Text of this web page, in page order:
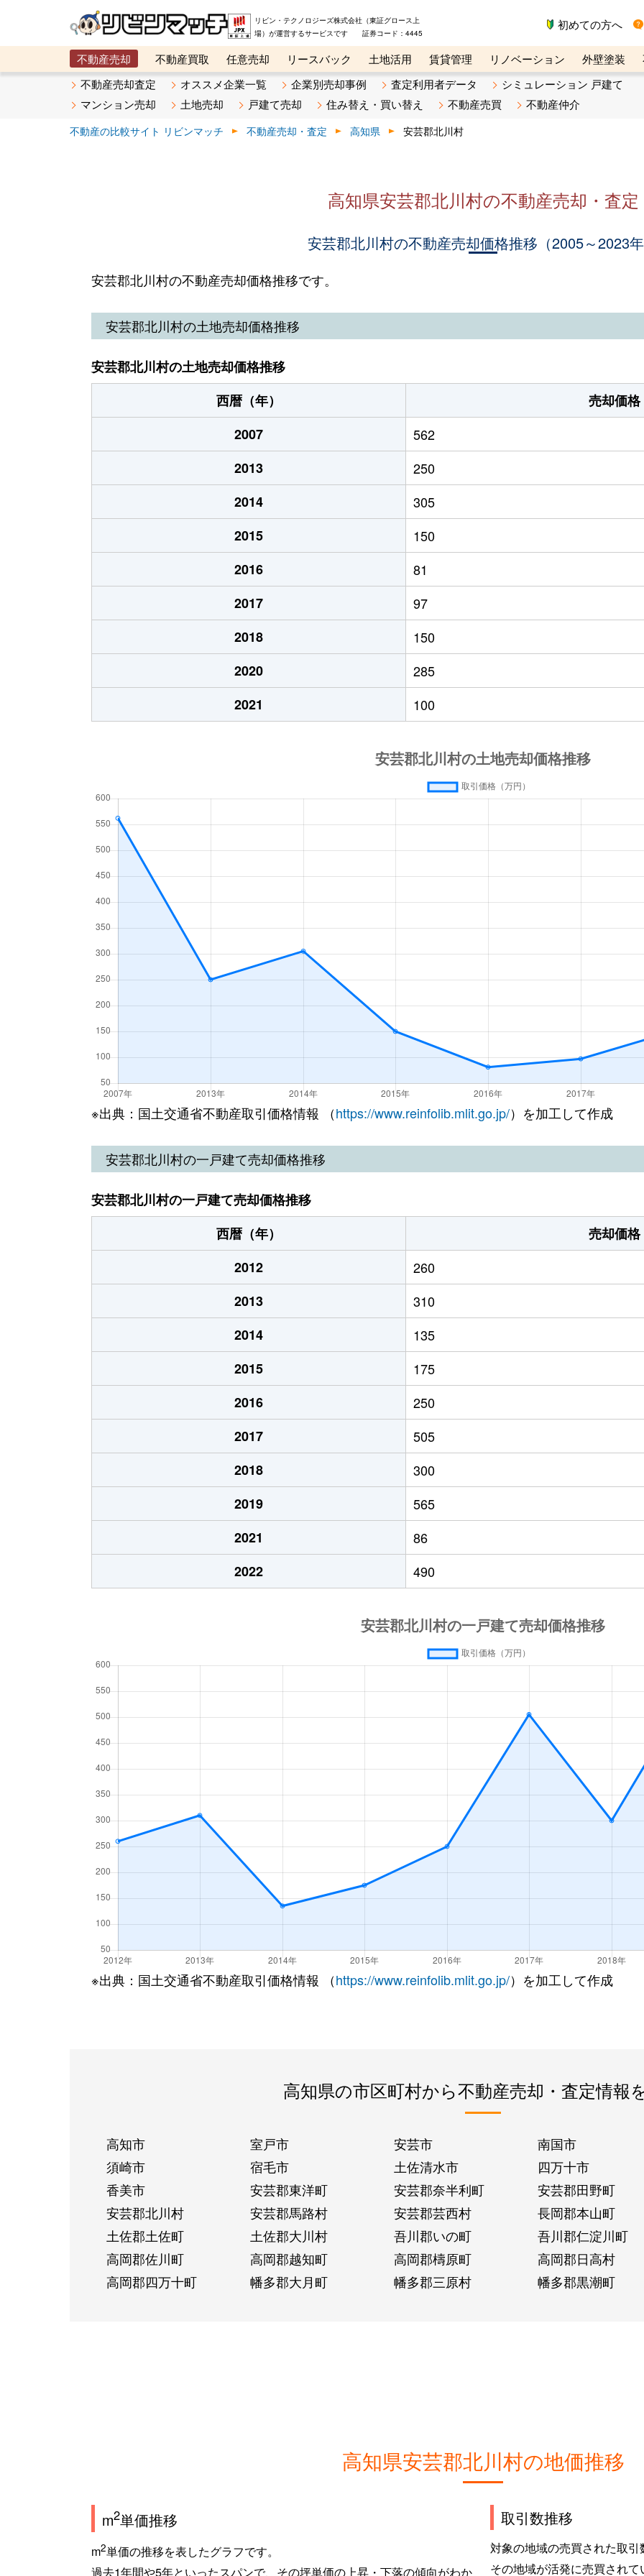
リビン・テクノロジーズ株式会社（東証グロース上
場）が運営するサービスです 証券コード：4445
初めての方へ
不動産売却 不動産買取 任意売却 リースバック 土地活用 賃貸管理 リノベーション 外壁塗装
メタ住宅展示場
ベスト不動産カンパニー オンライン講座 リビンマガジンBiz 不動産売却ご相談デスク
不動産売却査定 オススメ企業一覧 企業別売却事例 査定利用者データ
シミュレーション 戸建て
マンション売却
土地売却 戸建て売却 住み替え・買い替え 不動産売買 不動産仲介
不動産の比較サイト リビンマッチ 不動産売却・査定 高知県 安芸郡北川村
高知県安芸郡北川村の不動産売却・査定
安芸郡北川村の不動産売却価格推移（2005～2023
安芸郡北川村の不動産売却価格推移です。
安芸郡北川村の土地売却価格推移
安芸郡北川村の土地売却価格推移
西暦（年）
売却価
2007
562
2013
250
2014
305
2015
150
2016
81
2017
97
2018
150
2020
285
2021
100
※出典：国土交通省不動産取引価格情報 （https://www.reinfolib.mlit.go.jp/）を加工して作成
安芸郡北川村の一戸建て売却価格推移
安芸郡北川村の一戸建て売却価格推移
西暦（年）
売却価
2012
260
2013
310
2014
135
2015
175
2016
250
2017
505
2018
300
2019
565
2021
86
2022
490
※出典：国土交通省不動産取引価格情報 （https://www.reinfolib.mlit.go.jp/）を加工して作成
高知県の市区町村から不動産売却・査定情報
高知市 室戸市 安芸市
南国市
須崎市
宿毛市 土佐清水市
四万十市
香美市
安芸郡東洋町 安芸郡奈半利町
安芸郡田野町
安芸郡北川村
安芸郡馬路村 安芸郡芸西村
長岡郡本山町
土佐郡土佐町
土佐郡大川村 吾川郡いの町
吾川郡仁淀川町
高岡郡佐川町
高岡郡越知町 高岡郡檮原町
高岡郡日高村
高岡郡四万十町
幡多郡大月町 幡多郡三原村 幡多郡黒潮町
高知県安芸郡北川村の地価推移
m2単価推移
m2単価の推移を表したグラフです。
過去1年間や5年といったスパンで、その坪単価の上昇・下落の傾向がわか
取引数推移
対象の地域の売買された取
その地域が活発に売買され